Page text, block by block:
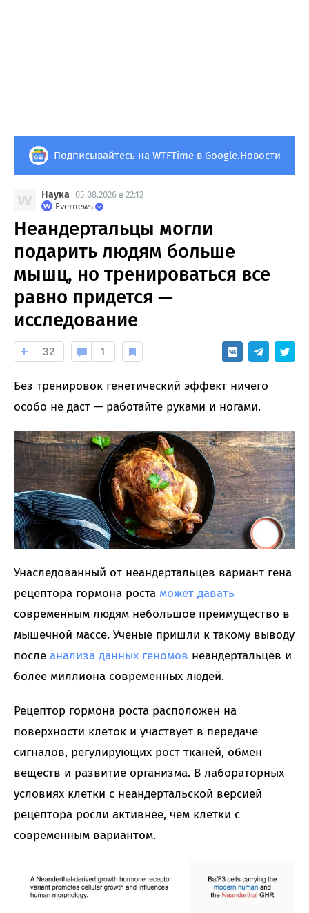
Подписывайтесь на WTFTime в Google.Новости
Наука 05.08.2026 в 22:12
Evernews
Неандертальцы могли
подарить людям больше
мышц, но тренироваться все
равно придется —
исследование
32 1
Без тренировок генетический эффект ничего
особо не даст — работайте руками и ногами.
Унаследованный от неандертальцев вариант гена
рецептора гормона роста может давать
современным людям небольшое преимущество в
мышечной массе. Ученые пришли к такому выводу
после анализа данных геномов неандертальцев и
более миллиона современных людей.
Рецептор гормона роста расположен на
поверхности клеток и участвует в передаче
сигналов, регулирующих рост тканей, обмен
веществ и развитие организма. В лабораторных
условиях клетки с неандертальской версией
рецептора росли активнее, чем клетки с
современным вариантом.